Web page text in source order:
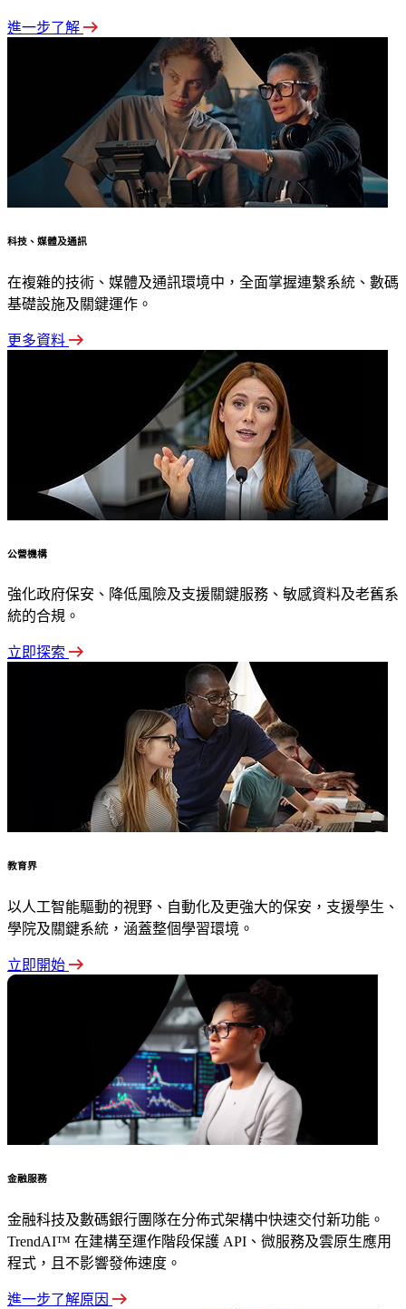
進一步了解
科技、媒體及通訊
在複雜的技術、媒體及通訊環境中，全面掌握連繫系統、數碼
基礎設施及關鍵運作。
更多資料
公營機構
強化政府保安、降低風險及支援關鍵服務、敏感資料及老舊系
統的合規。
立即探索
教育界
以人工智能驅動的視野、自動化及更強大的保安，支援學生、
學院及關鍵系統，涵蓋整個學習環境。
立即開始
金融服務
金融科技及數碼銀行團隊在分佈式架構中快速交付新功能。
TrendAI™ 在建構至運作階段保護 API、微服務及雲原生應用
程式，且不影響發佈速度。
進一步了解原因